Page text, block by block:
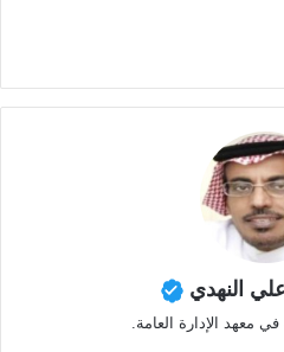
النهدي
معهد الإدارة العامة.